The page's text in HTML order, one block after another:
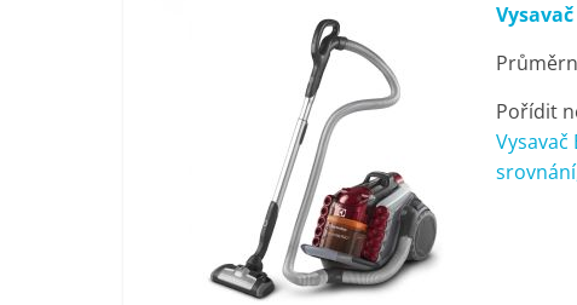
mobilní
telefony,
kávovary,
bazény
Pořídit
Vysavač